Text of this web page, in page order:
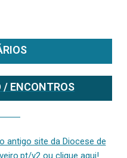
/ ENCONTROS
antigo site da Diocese de
v2 ou clique aqui!